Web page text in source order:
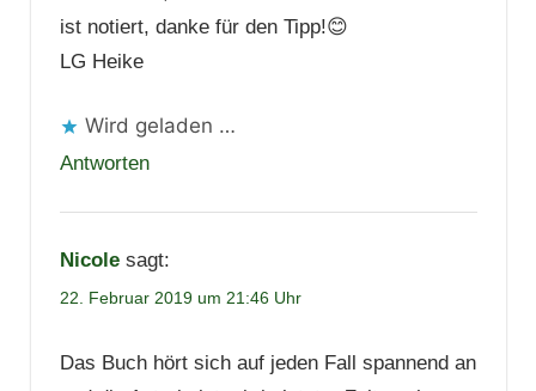
ist notiert, danke für den Tipp!😊
LG Heike
Wird geladen …
Antworten
Nicole sagt:
22. Februar 2019 um 21:46 Uhr
Das Buch hört sich auf jeden Fall spannend an